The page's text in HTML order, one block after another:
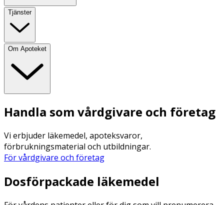
Tjänster
Om Apoteket
Handla som vårdgivare och företag
Vi erbjuder läkemedel, apoteksvaror,
förbrukningsmaterial och utbildningar.
För vårdgivare och företag
Dosförpackade läkemedel